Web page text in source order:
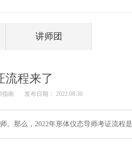
讲师团
流程来了
指南 发布日期： 2022.08.30
那么，2022年形体仪态导师考证流程